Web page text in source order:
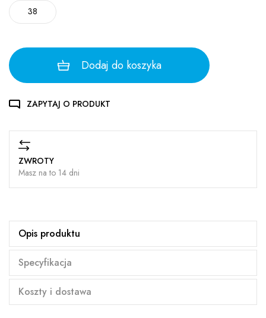
38
Dodaj do koszyka
ZAPYTAJ O PRODUKT
ZWROTY
Masz na to 14 dni
Opis produktu
Specyfikacja
Koszty i dostawa